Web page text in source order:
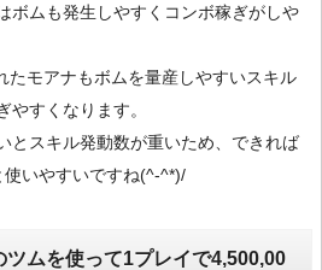
ボムも発生しやすくコンボ稼ぎがしや
たモアナもボムを量産しやすいスキル
やすくなります。
とスキル発動数が重いため、できれば
いやすいですね(^-^*)/
ムを使って1プレイで4,500,00